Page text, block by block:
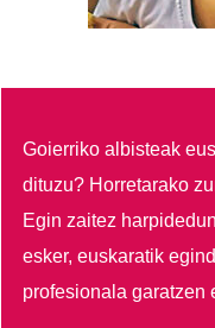
Goierriko albisteak
dituzu? Horretarako
Egin zaitez
esker, euskaratik
profesionala garatzen